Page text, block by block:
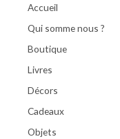
Accueil
Qui somme nous ?
Boutique
Livres
Décors
Cadeaux
Objets